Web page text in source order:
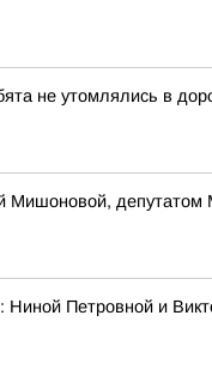
не утомлялись в
Мишоновой, депутатом
Ниной Петровной и